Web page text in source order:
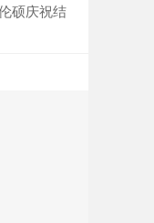
硕庆祝结